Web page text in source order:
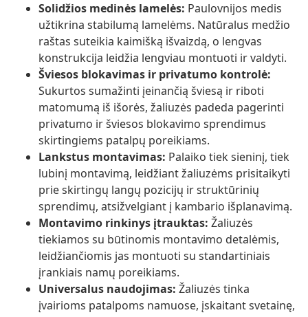
Solidžios medinės lamelės: Paulovnijos medis
užtikrina stabilumą lamelėms. Natūralus medžio
raštas suteikia kaimišką išvaizdą, o lengvas
konstrukcija leidžia lengviau montuoti ir valdyti.
Šviesos blokavimas ir privatumo kontrolė:
Sukurtos sumažinti įeinančią šviesą ir riboti
matomumą iš išorės, žaliuzės padeda pagerinti
privatumo ir šviesos blokavimo sprendimus
skirtingiems patalpų poreikiams.
Lankstus montavimas: Palaiko tiek sieninį, tiek
lubinį montavimą, leidžiant žaliuzėms prisitaikyti
prie skirtingų langų pozicijų ir struktūrinių
sprendimų, atsižvelgiant į kambario išplanavimą.
Montavimo rinkinys įtrauktas: Žaliuzės
tiekiamos su būtinomis montavimo detalėmis,
leidžiančiomis jas montuoti su standartiniais
įrankiais namų poreikiams.
Universalus naudojimas: Žaliuzės tinka
įvairioms patalpoms namuose, įskaitant svetainę,